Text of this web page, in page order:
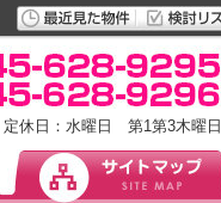
定休日：水曜日 第1第3木曜日